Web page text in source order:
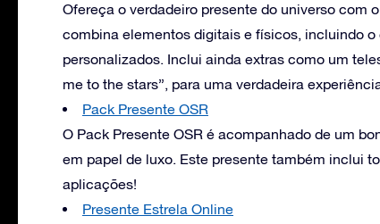
Ofereça o verdadeiro presente do universo com
combina elementos digitais e físicos, incluindo
personalizados. Inclui ainda extras como um
me to the stars”, para uma verdadeira
Pack Presente OSR
O Pack Presente OSR é acompanhado de um
em papel de luxo. Este presente também inclui
aplicações!
Presente Estrela Online